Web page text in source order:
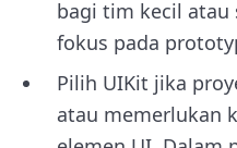
bagi tim kecil atau
fokus pada
Pilih UIKit jika
atau memerlukan